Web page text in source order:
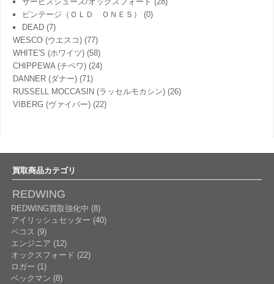
ビンテージ（ＯＬＤ ＯＮＥＳ）
(0)
DEAD (7)
WESCO (ウエスコ) (77)
WHITE'S (ホワイツ) (58)
CHIPPEWA (チペワ) (24)
DANNER (ダナー) (71)
RUSSELL MOCCASIN (ラッセルモカシン) (26)
VIBERG (ヴァイバー) (22)
買取商品カテゴリ
REDWING
REDWING買取強化中 (8)
アイリッシュセッター (40)
ペコス (9)
エンジニア (12)
オックスフォード (22)
ロガー (1)
ベックマン (8)